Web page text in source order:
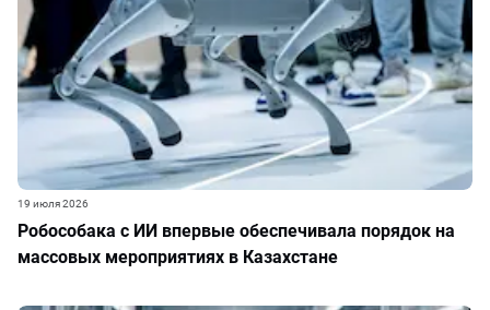
Робособака с ИИ впервые обеспечивала порядок на
массовых мероприятиях в Казахстане
19 июля 2026